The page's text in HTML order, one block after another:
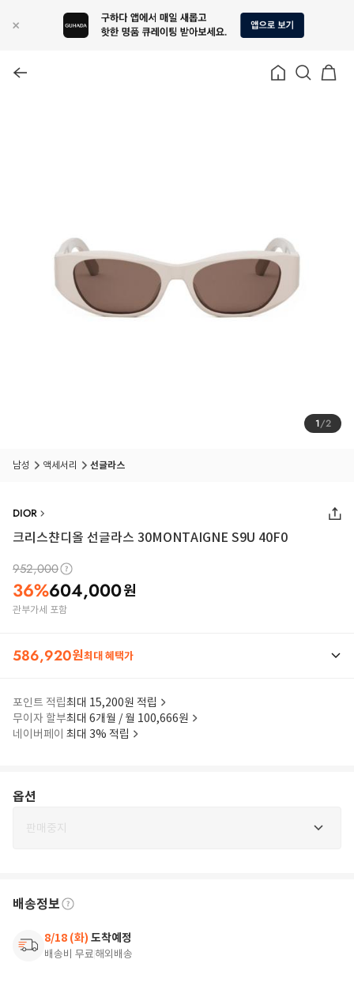
1/2
남성 액세서리 선글라스
DIOR
크리스챤디올 선글라스 30MONTAIGNE S9U 40F0
952,000
36%604,000원
관부가세 포함
586,920원최대 혜택가
포인트 적립최대 15,200원 적립
무이자 할부최대 6개월 / 월 100,666원
네이버페이 최대 3% 적립
옵션
판매중지
배송정보
8/18 (화) 도착예정
배송비 무료해외배송